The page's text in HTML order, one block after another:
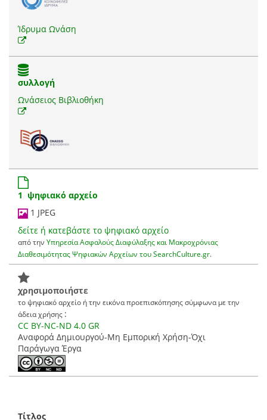
Ίδρυμα Ωνάση
συλλογή
Ωνάσειος Βιβλιοθήκη
1 ψηφιακό αρχείο
1 JPEG
δείτε ή κατεβάστε το ψηφιακό αρχείο
από την Υπηρεσία Ασφαλούς Διαφύλαξης και Μακροχρόνιας
Διαθεσιμότητας Ψηφιακών Αρχείων του SearchCulture.gr.
χρησιμοποιήστε
το ψηφιακό αρχείο ή την εικόνα προεπισκόπησης σύμφωνα με την
άδεια χρήσης :
CC BY-NC-ND 4.0 GR
Αναφορά Δημιουργού-Μη Εμπορική Χρήση-Όχι
Παράγωγα Έργα
Τίτλος